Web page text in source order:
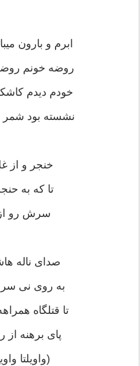
ابرم و بارون
روضه خونم
خودم دیدم
نشسته بود شمر
خنجر و از
تا که به
سرش رو از
صدای ناله
به روی نی سر
تا قتلگاه
پای برهنه از
(واویلتا